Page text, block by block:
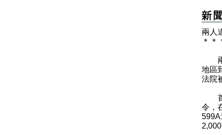
兩人
＊
＊
兩
地區
法院
首
令，
599A